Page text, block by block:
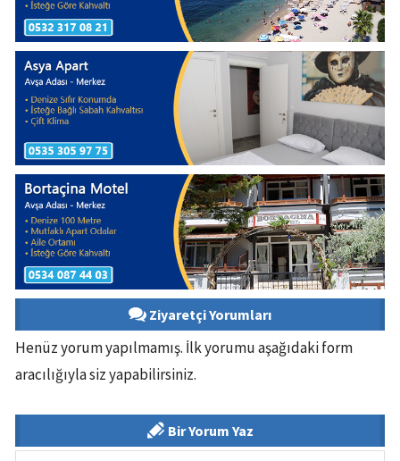
Ziyaretçi Yorumları
Henüz yorum yapılmamış. İlk yorumu aşağıdaki form
aracılığıyla siz yapabilirsiniz.
Bir Yorum Yaz